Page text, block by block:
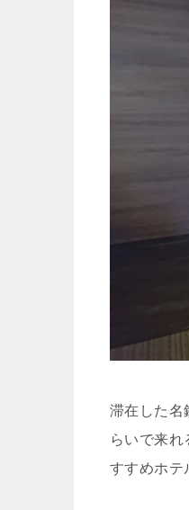
滞在した名
らいで来
すすめホテ